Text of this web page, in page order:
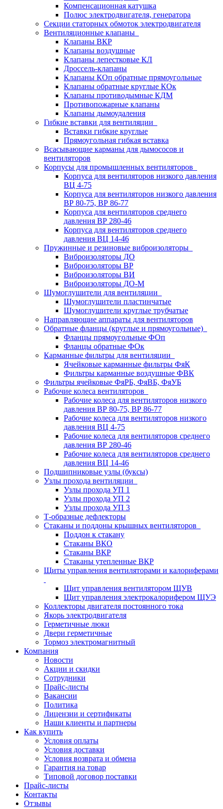
Компенсационная катушка
Полюс электродвигателя, генератора
Секции статорных обмоток электродвигателя
Вентиляционные клапаны
Клапаны ВКР
Клапаны воздушные
Клапаны лепестковые КЛ
Дроссель-клапаны
Клапаны КОп обратные прямоугольные
Клапаны обратные круглые КОк
Клапаны противодымные КДМ
Противопожарные клапаны
Клапаны дымоудаления
Гибкие вставки для вентиляции
Вставки гибкие круглые
Прямоугольная гибкая вставка
Всасывающие карманы для дымососов и
вентиляторов
Корпусы для промышленных вентиляторов
Корпуса для вентиляторов низкого давления
ВЦ 4-75
Корпуса для вентиляторов низкого давления
ВР 80-75, ВР 86-77
Корпуса для вентиляторов среднего
давления ВР 280-46
Корпуса для вентиляторов среднего
давления ВЦ 14-46
Пружинные и резиновые виброизоляторы
Виброизоляторы ДО
Виброизоляторы ВР
Виброизоляторы ВИ
Виброизоляторы ДО-М
Шумоглушители для вентиляции
Шумоглушители пластинчатые
Шумоглушители круглые трубчатые
Направляющие аппараты для вентиляторов
Обратные фланцы (круглые и прямоугольные)
Фланцы прямоугольные ФОп
Фланцы обратные ФОк
Карманные фильтры для вентиляции
Ячейковые карманные фильтры ФяК
Фильтры карманные воздушные ФВК
Фильтры ячейковые ФяРБ, ФяВБ, ФяУБ
Рабочие колеса вентиляторов
Рабочие колеса для вентиляторов низкого
давления ВР 80-75, ВР 86-77
Рабочие колеса для вентиляторов низкого
давления ВЦ 4-75
Рабочие колеса для вентиляторов среднего
давления ВР 280-46
Рабочие колеса для вентиляторов среднего
давления ВЦ 14-46
Подшипниковые узлы (буксы)
Узлы прохода вентиляции
Узлы прохода УП 1
Узлы прохода УП 2
Узлы прохода УП 3
Т-образные дефлекторы
Стаканы и поддоны крышных вентиляторов
Поддон к стакану
Стаканы ВКО
Стаканы ВКР
Стаканы утепленные ВКР
Щиты управления вентиляторами и калориферами
Щит управления вентилятором ЩУВ
Щит управления электрокалорифером ЩУЭ
Коллекторы двигателя постоянного тока
Якорь электродвигателя
Герметичные люки
Двери герметичные
Тормоз электромагнитный
Компания
Новости
Акции и скидки
Сотрудники
Прайс-листы
Вакансии
Политика
Лицензии и сертификаты
Наши клиенты и партнеры
Как купить
Условия оплаты
Условия доставки
Условия возврата и обмена
Гарантия на товар
Типовой договор поставки
Прайс-листы
Контакты
Отзывы